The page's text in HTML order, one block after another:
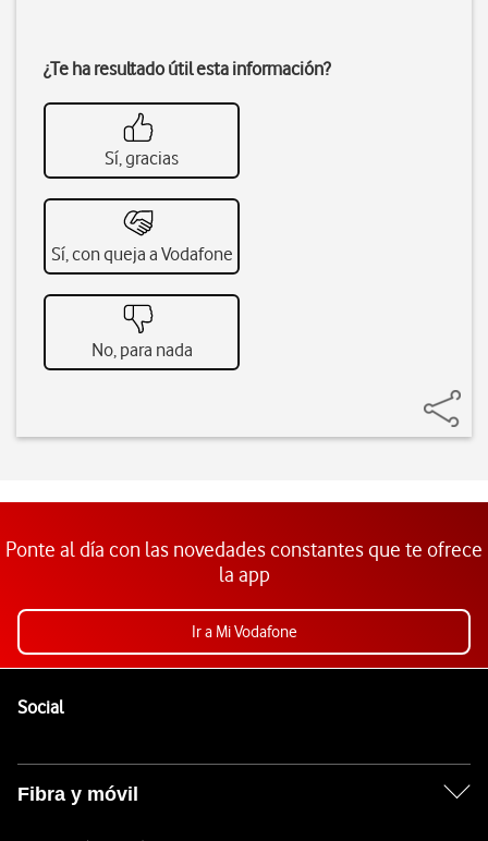
¿Te ha resultado útil esta información?
Sí, gracias
Sí, con queja a Vodafone
No, para nada
Ponte al día con las novedades constantes que te ofrece
la app
Ir a Mi Vodafone
SocialEnlaces a las redes sociales de Vodafone
Fibra y móvil